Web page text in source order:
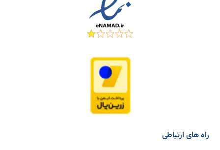
راه های ارتباطی